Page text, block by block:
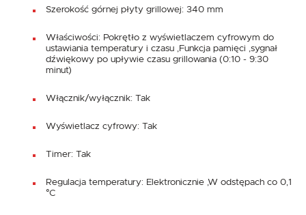
Szerokość górnej płyty grillowej: 340 mm
Właściwości: Pokrętło z wyświetlaczem cyfrowym do
ustawiania temperatury i czasu ,Funkcja pamięci ,sygnał
dźwiękowy po upływie czasu grillowania (0:10 - 9:30
minut)
Włącznik/wyłącznik: Tak
Wyświetlacz cyfrowy: Tak
Timer: Tak
Regulacja temperatury: Elektronicznie ,W odstępach co 0,1
°C